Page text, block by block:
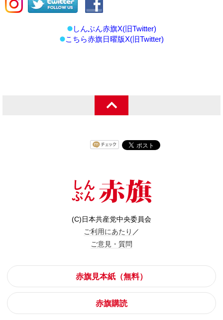
しんぶん赤旗X(旧Twitter)
こちら赤旗日曜版X(旧Twitter)
(C)日本共産党中央委員会
ご利用にあたり ／
ご意見・質問
赤旗見本紙（無料）
赤旗購読